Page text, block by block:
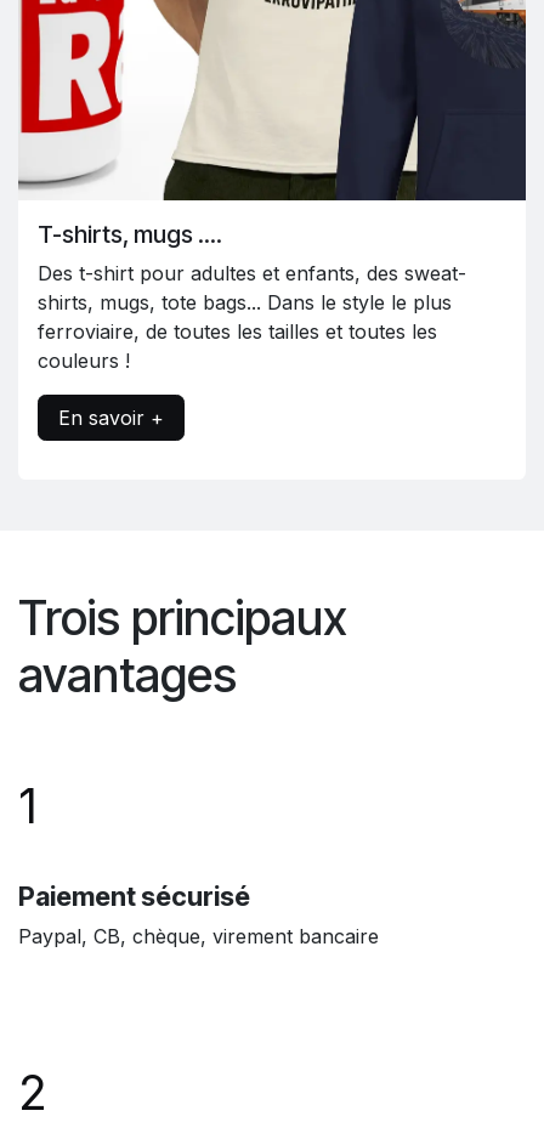
T-shirts, mugs ....
Des t-shirt pour adultes et enfants, des sweat-
shirts, mugs, tote bags... Dans le style le plus
ferroviaire, de toutes les tailles et toutes les
couleurs !
En savoir +
Trois principaux
avantages
1
Paiement sécurisé
Paypal, CB, chèque, virement bancaire
2